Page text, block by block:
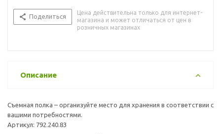
Поделиться
Цена действительна только для интернет-
магазина и может отличаться от цен в
розничных магазинах
Описание
Съемная полка – организуйте место для хранения в соответствии с
вашими потребностями.
Артикул: 792.240.83